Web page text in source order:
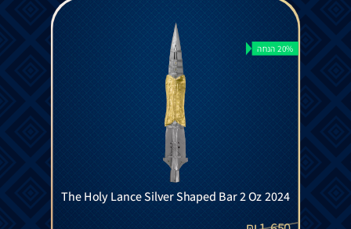
20% הנחה
The Holy Lance Silver Shaped Bar 2 Oz 2024